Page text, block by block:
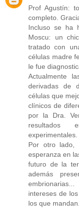
Prof Agustín:
completo.
Incluso se ha
Moscu: un
tratado con
células madre
le fue
Actualmente
derivadas de
células que
clínicos de
por la Dra.
resultados
experimentales.
Por otro lado,
esperanza en
futuro de la
además
intereses de
los que